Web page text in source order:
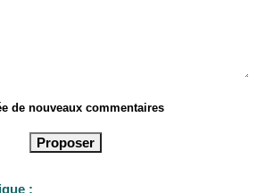
de nouveaux commentaires
: